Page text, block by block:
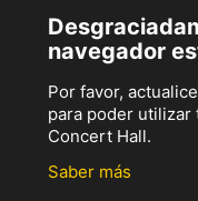
navegador
Por favor,
para poder utilizar
Concert Hall.
Saber más